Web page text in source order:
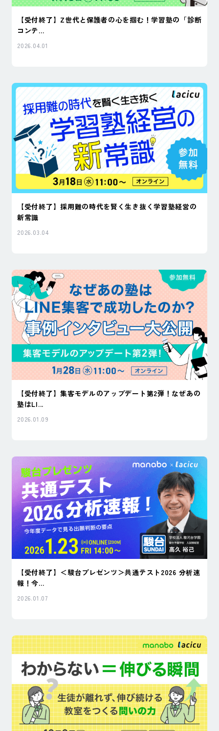
【受付終了】Z世代と保護者の心を掴む！学習塾の「診断
コンテ...
2026.04.01
【受付終了】採用難の時代を賢く生き抜く学習塾経営の
新常識
2026.03.04
【受付終了】集客モデルのアップデート第2弾！なぜあの
塾はLI...
2026.01.09
【受付終了】＜駿台プレゼンツ＞共通テスト2026 分析速
報！今...
2026.01.07